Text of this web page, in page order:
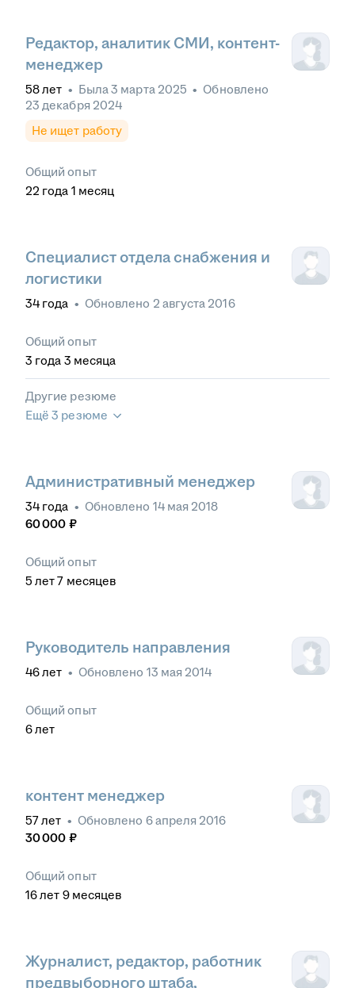
Редактор, аналитик СМИ, контент-
менеджер
58лет • Была3 марта 2025 • Обновлено
23 декабря 2024
Не ищет работу
Общий опыт
22 года 1 месяц
Специалист отдела снабжения и
логистики
34 года • Обновлено 2 августа 2016
Общий опыт
3 года 3 месяца
Другие резюме
Ещё 3 резюме
Административный менеджер
34 года • Обновлено 14 мая 2018
60 000 ₽
Общий опыт
5 лет 7 месяцев
Руководитель направления
46лет • Обновлено 13 мая 2014
Общий опыт
6лет
контент менеджер
57лет • Обновлено 6 апреля 2016
30 000 ₽
Общий опыт
16лет 9 месяцев
Журналист, редактор, работник
предвыборного штаба,